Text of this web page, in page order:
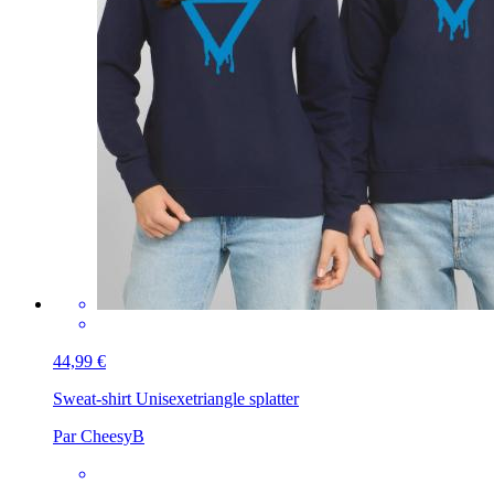
44,99 €
Sweat-shirt Unisexetriangle splatter
Par CheesyB